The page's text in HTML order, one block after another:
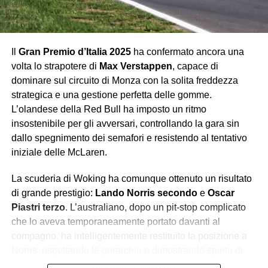
Ogni anno Monza rappresenta il banco di prova più
atteso. Ogni anno la Ferrari arriva carica di sogni e
Leclerc ha chiuso quarto, vicino al podio ma lontano dalla
vittoria, mentre il weekend nel complesso ha confermato
che la Rossa, pur competitiva, fatica ancora a tenere il
passo di Red Bull e McLaren. I tifosi hanno applaudito,
ma lo hanno fatto più per amore che per reale
soddisfazione.
George Russell
Mercedes non vive un momento brillante, ma ci si
aspettava da Russell almeno la capacità di infastidire le
Ferrari o inserirsi nella lotta per il podio. Invece, il suo GP
è stato privo di guizzi, segnato da un ritmo ordinario e da
Aston Martin
Gran Premio d’Italia 2025ha confermato ancora una
volta lo strapotere di Max Verstappen, capace di
dominare sul circuito di Monza con la solita freddezza
strategica e una gestione perfetta delle gomme.
L’olandese della Red Bull ha imposto un ritmo
insostenibile per gli avversari, controllando la gara sin
dallo spegnimento dei semafori e resistendo al tentativo
iniziale delle McLaren.
La scuderia di Woking ha comunque ottenuto un risultato
di grande prestigio: Lando Norris secondoe Oscar
Piastri terzo. L’australiano, dopo un pit-stop complicato
che lo aveva temporaneamente portato davanti al
compagno, ha intelligentemente restituito la posizione a
squadra. Entrambi hanno confermato la solidità di una